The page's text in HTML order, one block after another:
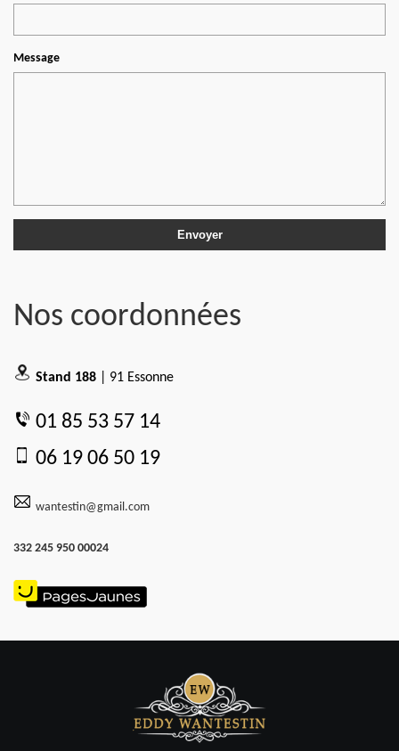
Message
Nos coordonnées
Stand 188 | 91 Essonne
01 85 53 57 14
06 19 06 50 19
wantestin@gmail.com
332 245 950 00024